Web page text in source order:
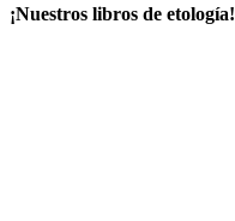
¡Nuestros libros de etología!